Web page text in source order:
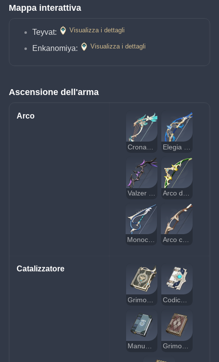
Mappa interattiva
Teyvat: Visualizza i dettagli
Enkanomiya: Visualizza i dettagli
Ascensione dell'arma
Arco
Valzer notturno Arco da caccia smeraldo
Arco corvino
Catalizzatore
Manuale di magia Grimorio tascabile